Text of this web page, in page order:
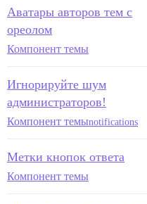
Аватары авторов тем с
ореолом
Компонент темы
Игнорируйте шум
администраторов!
Компонент темыnotifications
Метки кнопок ответа
Компонент темы